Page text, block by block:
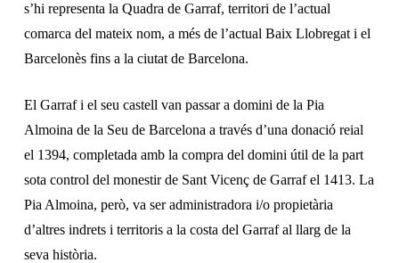
s’hi representa la Quadra de Garraf, territori de l’actual
comarca del mateix nom, a més de l’actual Baix Llobregat i el
Barcelonès fins a la ciutat de Barcelona.
El Garraf i el seu castell van passar a domini de la Pia
Almoina de la Seu de Barcelona a través d’una donació reial
el 1394, completada amb la compra del domini útil de la part
sota control del monestir de Sant Vicenç de Garraf el 1413. La
Pia Almoina, però, va ser administradora i/o propietària
d’altres indrets i territoris a la costa del Garraf al llarg de la
seva història.